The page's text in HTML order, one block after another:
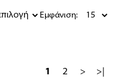
Εμφάνιση:
1 2 > >|